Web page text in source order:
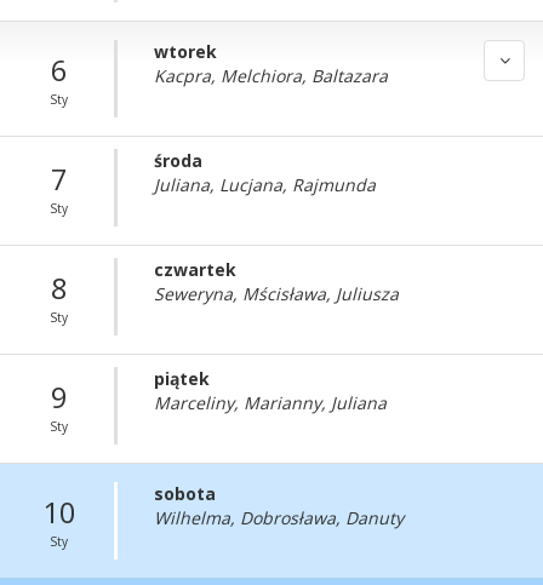
6
Sty
wtorek
Kacpra, Melchiora, Baltazara
7
Sty
środa
Juliana, Lucjana, Rajmunda
8
Sty
czwartek
Seweryna, Mścisława, Juliusza
9
Sty
piątek
Marceliny, Marianny, Juliana
10
Sty
sobota
Wilhelma, Dobrosława, Danuty